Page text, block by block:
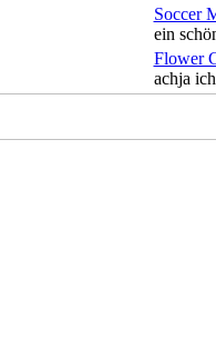
Soccer
ein
Flower
achja